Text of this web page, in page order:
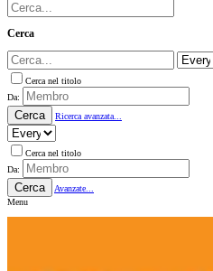
Cerca
Cerca nel titolo
Da:
Cerca Ricerca avanzata...
Cerca nel titolo
Da:
Cerca
Avanzate...
Menu